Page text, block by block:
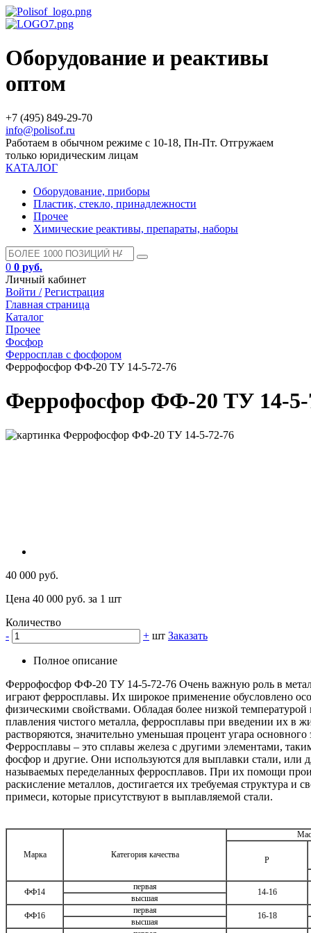
Оборудование и реактивы
оптом
+7 (495) 849-29-70
info@polisof.ru
Работаем в обычном режиме с 10-18, Пн-Пт. Отгружаем
только юридическим лицам
КАТАЛОГ
Оборудование, приборы
Пластик, стекло, принадлежности
Прочее
Химические реактивы, препараты, наборы
0 0 руб.
Личный кабинет
Войти / Регистрация
Главная страница
Каталог
Прочее
Фосфор
Ферросплав с фосфором
Феррофосфор ФФ-20 ТУ 14-5-72-76
Феррофосфор ФФ-20 ТУ 14-5-
40 000 руб.
Цена 40 000 руб. за 1 шт
Количество
-
+ шт Заказать
Полное описание
Феррофосфор ФФ-20 ТУ 14-5-72-76 Очень важную роль в
играют ферросплавы. Их широкое применение обусловлено
физическими свойствами. Обладая более низкой температурой
плавления чистого металла, ферросплавы при введении их в
растворяются, значительно уменьшая процент угара
Ферросплавы – это сплавы железа с другими элементами,
фосфор и другие. Они используются для выплавки стали, или
называемых переделанных ферросплавов. При их помощи
раскисление металлов, достигается их требуемая структура и
примеси, которые присутствуют в выплавляемой стали.
Марка Категория качества
P
ФФ14
первая
14-16
высшая
ФФ16
первая
16-18
высшая